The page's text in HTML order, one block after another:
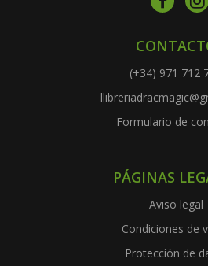
(+34) 971 712
Formulario de
PÁGINAS
Aviso legal
Condiciones de
Protección de